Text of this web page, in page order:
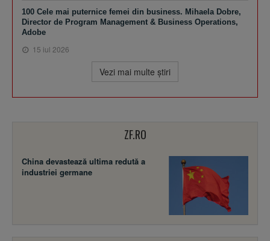
100 Cele mai puternice femei din business. Mihaela Dobre,
Director de Program Management & Business Operations,
Adobe
15 iul 2026
Vezi mai multe ştiri
ZF.RO
China devastează ultima redută a
industriei germane